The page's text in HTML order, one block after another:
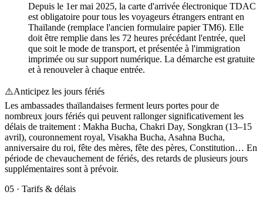
Depuis le 1er mai 2025, la carte d'arrivée électronique TDAC
est obligatoire pour tous les voyageurs étrangers entrant en
Thaïlande (remplace l'ancien formulaire papier TM6). Elle
doit être remplie dans les 72 heures précédant l'entrée, quel
que soit le mode de transport, et présentée à l'immigration
imprimée ou sur support numérique. La démarche est gratuite
et à renouveler à chaque entrée.
⚠️Anticipez les jours fériés
Les ambassades thaïlandaises ferment leurs portes pour de
nombreux jours fériés qui peuvent rallonger significativement les
délais de traitement : Makha Bucha, Chakri Day, Songkran (13–15
avril), couronnement royal, Visakha Bucha, Asahna Bucha,
anniversaire du roi, fête des mères, fête des pères, Constitution… En
période de chevauchement de fériés, des retards de plusieurs jours
supplémentaires sont à prévoir.
05 · Tarifs & délais